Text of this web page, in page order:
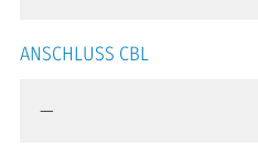
ANSCHLUSS CBL